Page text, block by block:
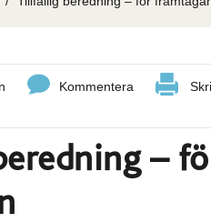
Kommentera
–